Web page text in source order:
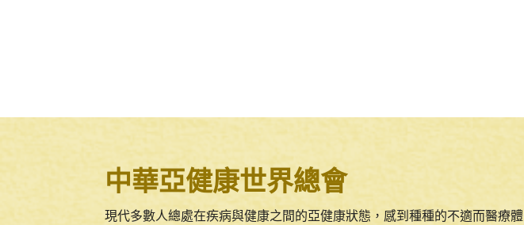
中華亞健康世界總會
現代多數人總處在疾病與健康之間的亞健康狀態，感到種種的不適而醫療體